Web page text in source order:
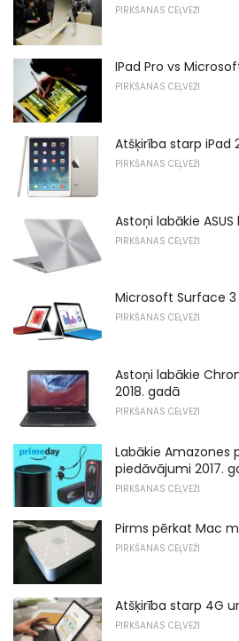
PIRKŠANAS CEĻVEŽI
IPad Pro vs
PIRKŠANAS CEĻVEŽI
Atšķirība starp iPad
PIRKŠANAS CEĻVEŽI
Astoņi labākie
PIRKŠANAS CEĻVEŽI
Microsoft Surface
PIRKŠANAS CEĻVEŽI
Astoņi labākie
2018. gadā
PIRKŠANAS CEĻVEŽI
Labākie Amazones
piedāvājumi 2017.
PIRKŠANAS CEĻVEŽI
Pirms pērkat Mac
PIRKŠANAS CEĻVEŽI
Atšķirība starp 4G
PIRKŠANAS CEĻVEŽI